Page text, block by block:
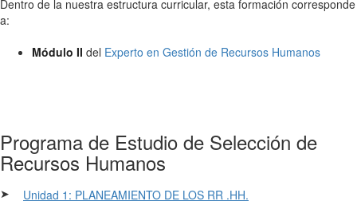
Dentro de la nuestra estructura curricular, esta formación corresponde
a:
Módulo II del Experto en Gestión de Recursos Humanos
Programa de Estudio de Selección de
Recursos Humanos
➤
Unidad 1: PLANEAMIENTO DE LOS RR .HH.